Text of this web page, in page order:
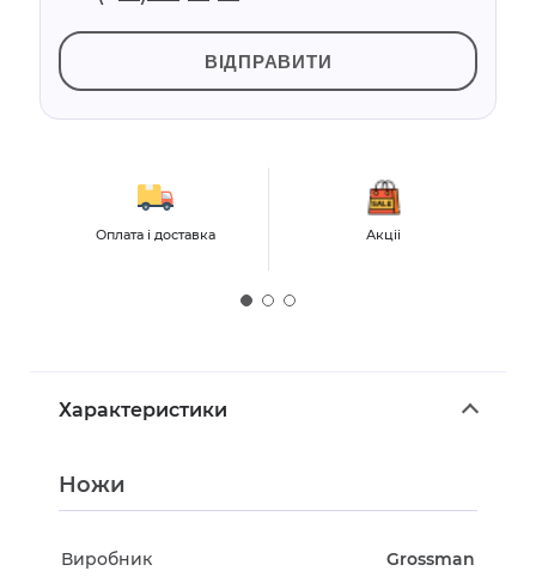
ВІДПРАВИТИ
Оплата і доставка Акціі
Характеристики
Ножи
Виробник Grossman